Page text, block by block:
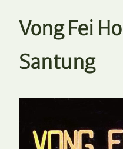
Vong Fei
Santung